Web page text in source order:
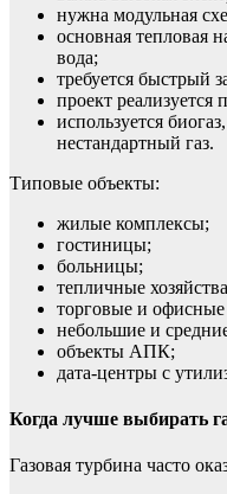
нужна модульная
основная тепловая
вода;
требуется быстрый
проект реализуется
используется
нестандартный газ.
Типовые объекты:
жилые комплексы;
гостиницы;
больницы;
тепличные
торговые и
небольшие и
объекты АПК;
дата-центры с
Когда лучше выбирать
Газовая турбина часто